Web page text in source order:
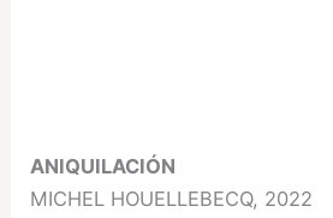
ANIQUILACIÓN
MICHEL HOUELLEBECQ, 2022